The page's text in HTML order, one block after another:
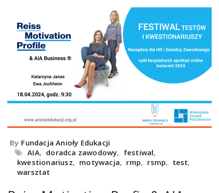
By Fundacja Anioły Edukacji
AIA, doradca zawodowy, festiwal,
kwestionariusz, motywacja, rmp, rsmp, test,
warsztat